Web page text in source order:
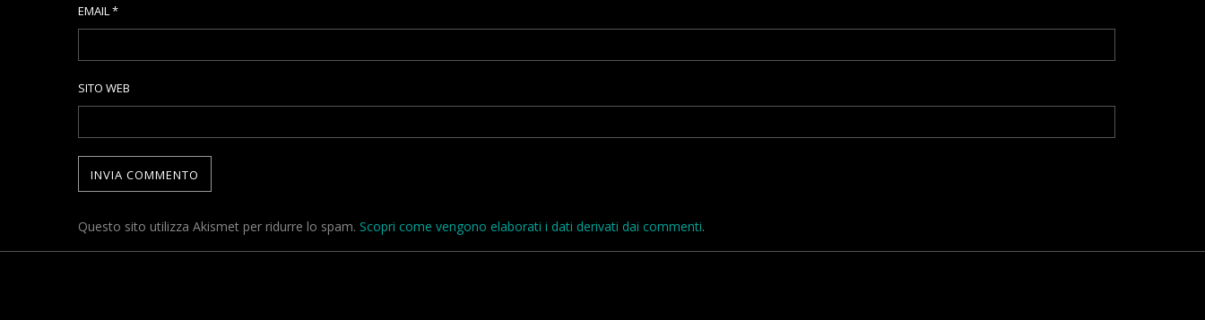
EMAIL*
SITO WEB
Questo sito utilizza Akismet per ridurre lo spam. Scopri come vengono elaborati i dati derivati dai commenti.